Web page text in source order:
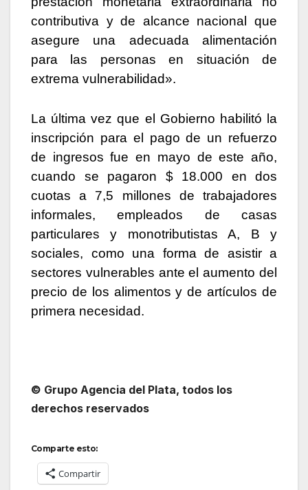
contributiva y de alcance nacional que
asegure una adecuada alimentación
para las personas en situación de
extrema vulnerabilidad».
La última vez que el Gobierno habilitó la
inscripción para el pago de un refuerzo
de ingresos fue en mayo de este año,
cuando se pagaron $ 18.000 en dos
cuotas a 7,5 millones de trabajadores
informales, empleados de casas
particulares y monotributistas A, B y
sociales, como una forma de asistir a
sectores vulnerables ante el aumento del
precio de los alimentos y de artículos de
primera necesidad.
© Grupo Agencia del Plata, todos los
derechos reservados
Comparte esto:
Compartir